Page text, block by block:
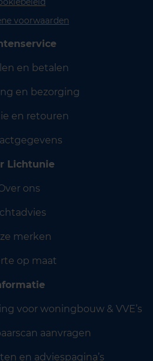
voorwaarden
en betalen
en bezorging
en retouren
Lichtunie
ons
merken
op maat
voor woningbouw & VVE’s
aanvragen
en adviespagina’s